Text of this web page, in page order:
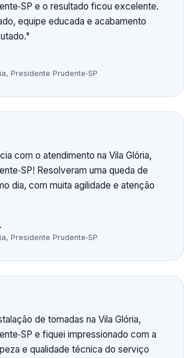
e o resultado ficou excelente.
equipe educada e acabamento
Presidente Prudente‑SP
com o atendimento na Vila Glória,
Resolveram uma queda de
dia, com muita agilidade e atenção
Presidente Prudente‑SP
de tomadas na Vila Glória,
e fiquei impressionado com a
e qualidade técnica do serviço